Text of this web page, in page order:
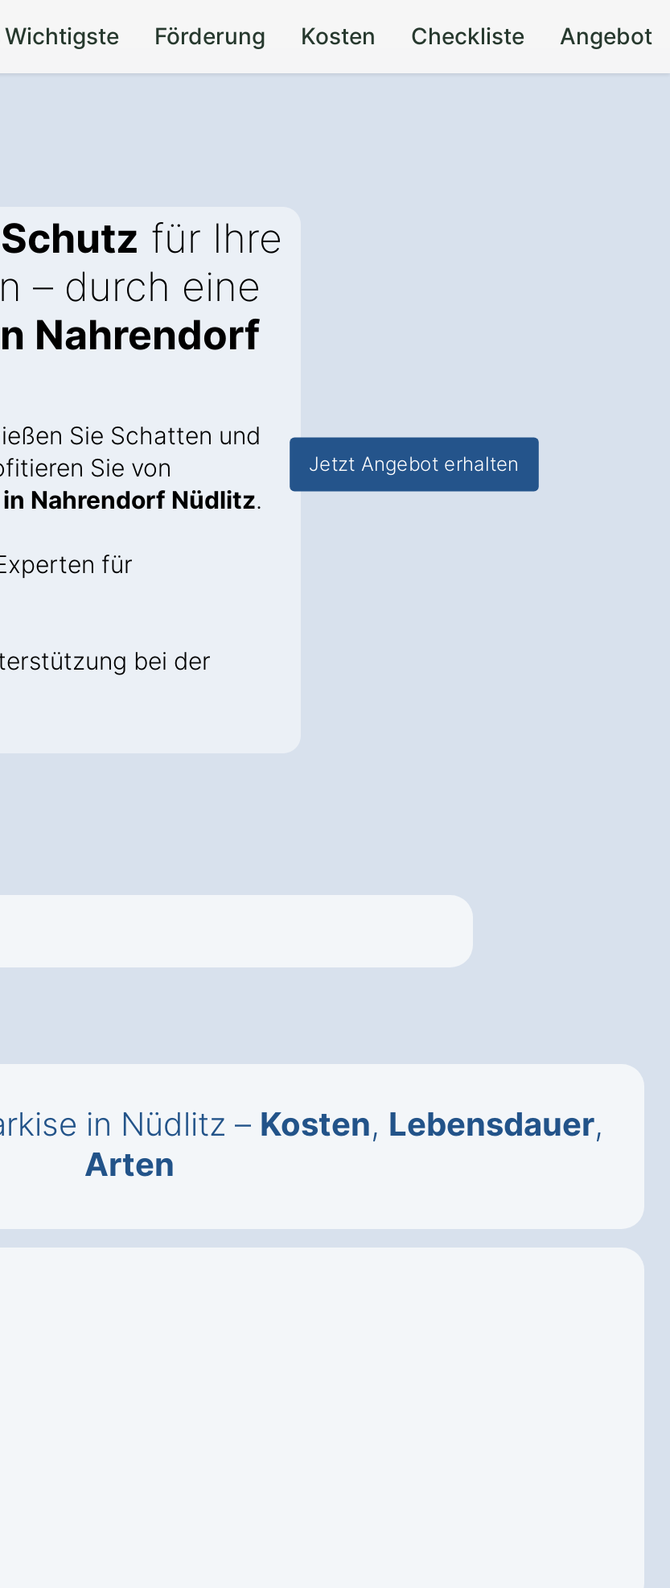
Wichtigste Förderung Kosten Checkliste Angebot
für Ihre
– durch eine
Nahrendorf
Sie Schatten und
Sie von
Nahrendorf Nüdlitz.
für
bei der
Jetzt Angebot erhalten
in Nüdlitz – Kosten, Lebensdauer,
Arten